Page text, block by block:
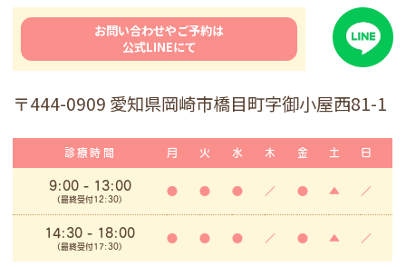
お問い合わせやご予約は
公式LINEにて
〒444-0909 愛知県岡崎市橋目町字御小屋西81-1
診療時間 月 火 水 木 金 土 日
9:00- 13:00
(最終受付12:30)
● ● ● ／ ● ▲ ／
14:30 - 18:00
(最終受付17:30)
● ● ● ／ ● ▲ ／